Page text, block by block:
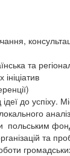
та
до успіху.
польським
та